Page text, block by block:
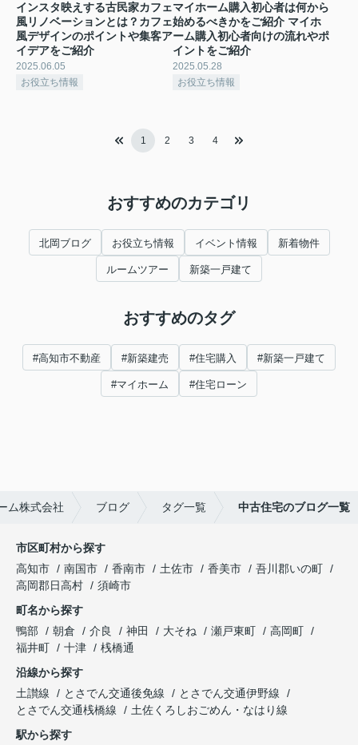
インスタ映えする古民家カフェ
風リノベーションとは？カフェ
風デザインのポイントや集客ア
イデアをご紹介
2025.06.05
お役立ち情報
マイホーム購入初心者は何から
始めるべきかをご紹介 マイホ
ーム購入初心者向けの流れやポ
イントをご紹介
2025.05.28
お役立ち情報
1 2 3 4
おすすめのカテゴリ
北岡ブログ お役立ち情報 イベント情報 新着物件
ルームツアー 新築一戸建て
おすすめのタグ
#高知市不動産 #新築建売 #住宅購入 #新築一戸建て
#マイホーム #住宅ローン
ム株式会社 ブログ タグ一覧 中古住宅のブログ一覧
市区町村から探す
高知市
南国市 香南市 土佐市 香美市
吾川郡いの町
高岡郡日高村
須崎市
町名から探す
鴨部
朝倉 介良 神田 大そね 瀬戸東町
高岡町
福井町
十津
桟橋通
沿線から探す
土讃線
とさでん交通後免線
とさでん交通伊野線
とさでん交通桟橋線
土佐くろしおごめん・なはり線
駅から探す